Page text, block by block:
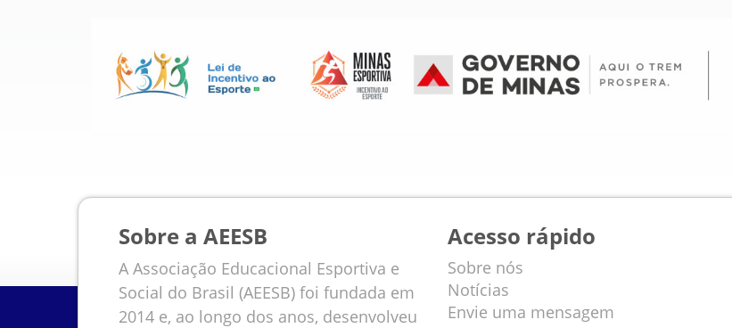
Sobre a AEESB
A Associação Educacional Esportiva e
Social do Brasil (AEESB) foi fundada em
2014 e, ao longo dos anos, desenvolveu
Acesso rápido
Sobre nós
Notícias
Envie uma mensagem